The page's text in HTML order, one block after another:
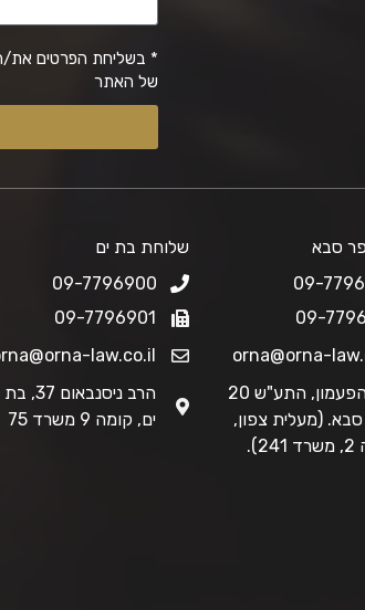
* בשליחת הפרטים
של האתר
סבא
09-
09-
orna@orna-
בית הפעמון, התע"ש 20
(מעלית צפון,
שלוחת בת ים
09-7796900
09-7796901
law.co.il
הרב ניסנבאום 37, בת
ים, קומה 9 משרד 75